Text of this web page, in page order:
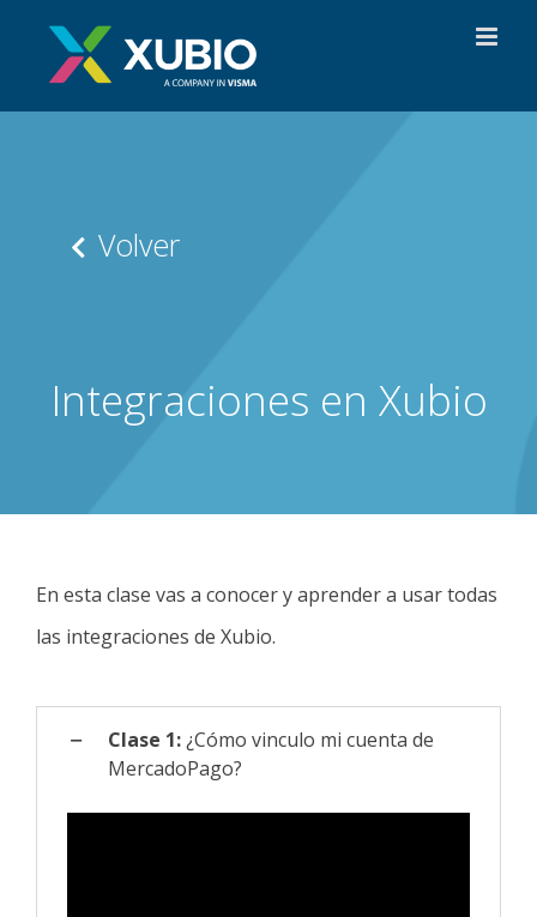
Saltar
Volver
Integraciones en Xubio
En esta clase vas a conocer y aprender a usar todas
las integraciones de Xubio.
Clase 1:¿Cómo vinculo mi cuenta de
MercadoPago?